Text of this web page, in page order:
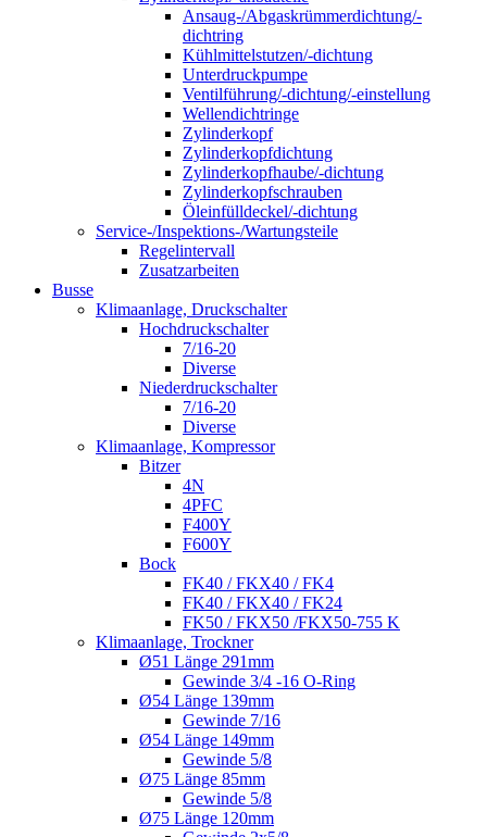
Ansaug-/Abgaskrümmerdichtung/-
dichtring
Kühlmittelstutzen/-dichtung
Unterdruckpumpe
Ventilführung/-dichtung/-einstellung
Wellendichtringe
Zylinderkopf
Zylinderkopfdichtung
Zylinderkopfhaube/-dichtung
Zylinderkopfschrauben
Öleinfülldeckel/-dichtung
Service-/Inspektions-/Wartungsteile
Regelintervall
Zusatzarbeiten
Busse
Klimaanlage, Druckschalter
Hochdruckschalter
7/16-20
Diverse
Niederdruckschalter
7/16-20
Diverse
Klimaanlage, Kompressor
Bitzer
4N
4PFC
F400Y
F600Y
Bock
FK40 / FKX40 / FK4
FK40 / FKX40 / FK24
FK50 / FKX50 /FKX50-755 K
Klimaanlage, Trockner
Ø51 Länge 291mm
Gewinde 3/4 -16 O-Ring
Ø54 Länge 139mm
Gewinde 7/16
Ø54 Länge 149mm
Gewinde 5/8
Ø75 Länge 85mm
Gewinde 5/8
Ø75 Länge 120mm